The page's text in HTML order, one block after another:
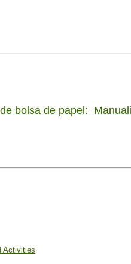
bolsa de papel:
Activities